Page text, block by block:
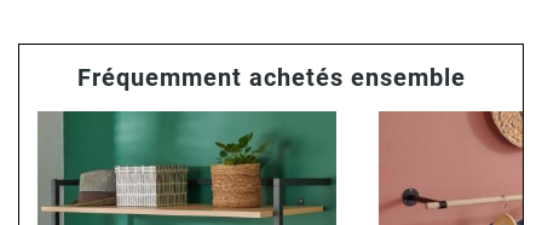
Fréquemment achetés ensemble